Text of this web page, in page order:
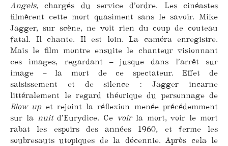
Angels, chargés du service d’ordre. Les cinéastes
filmèrent cette mort quasiment sans le savoir. Mike
Jagger, sur scène, ne voit rien du coup de couteau
fatal. Il chante. Il est loin. La caméra enregistre.
Mais le film montre ensuite le chanteur visionnant
ces images, regardant – jusque dans l’arrêt sur
image – la mort de ce spectateur. Effet de
saisissement et de silence : Jagger incarne
littéralement le regard théorique du personnage de
Blow up et rejoint la réflexion menée précédemment
sur la nuitd’Eurydice. Ce voirla mort, voir le mort
rabat les espoirs des années 1960, et ferme les
soubresauts utopiques de la décennie. Après cela le